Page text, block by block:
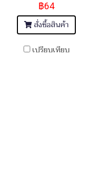
฿64
สั่งซื้อสินค้า
เปรียบเทียบ